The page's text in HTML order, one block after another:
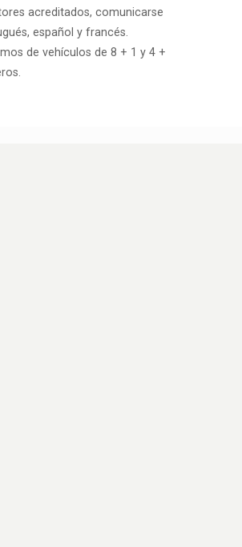
acreditados, comunicarse
español y francés.
de vehículos de 8 + 1 y 4 +